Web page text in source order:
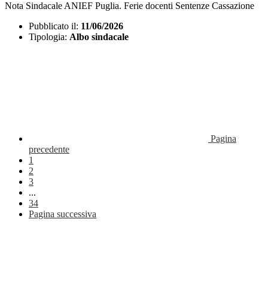
Nota Sindacale ANIEF Puglia. Ferie docenti Sentenze Cassazione
Pubblicato il: 11/06/2026
Tipologia: Albo sindacale
Pagina
precedente
1
2
3
...
34
Pagina successiva